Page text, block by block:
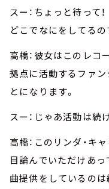
スー：ちょっと待って
どこでなにをしてるの
高橋：彼女はこのレコ
拠点に活動するファン
とになります。
スー：じゃあ活動は続
高橋：このリンダ・キ
目論んでいただけあ
曲提供をしているのは